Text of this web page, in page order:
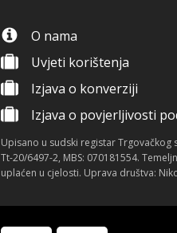
O nama
Uvjeti korištenja
Izjava o konverziji
Izjava o povjerljivosti
Upisano u sudski registar
Tt-20/6497-2, MBS: 070181554.
uplaćen u cjelosti. Uprava društva: